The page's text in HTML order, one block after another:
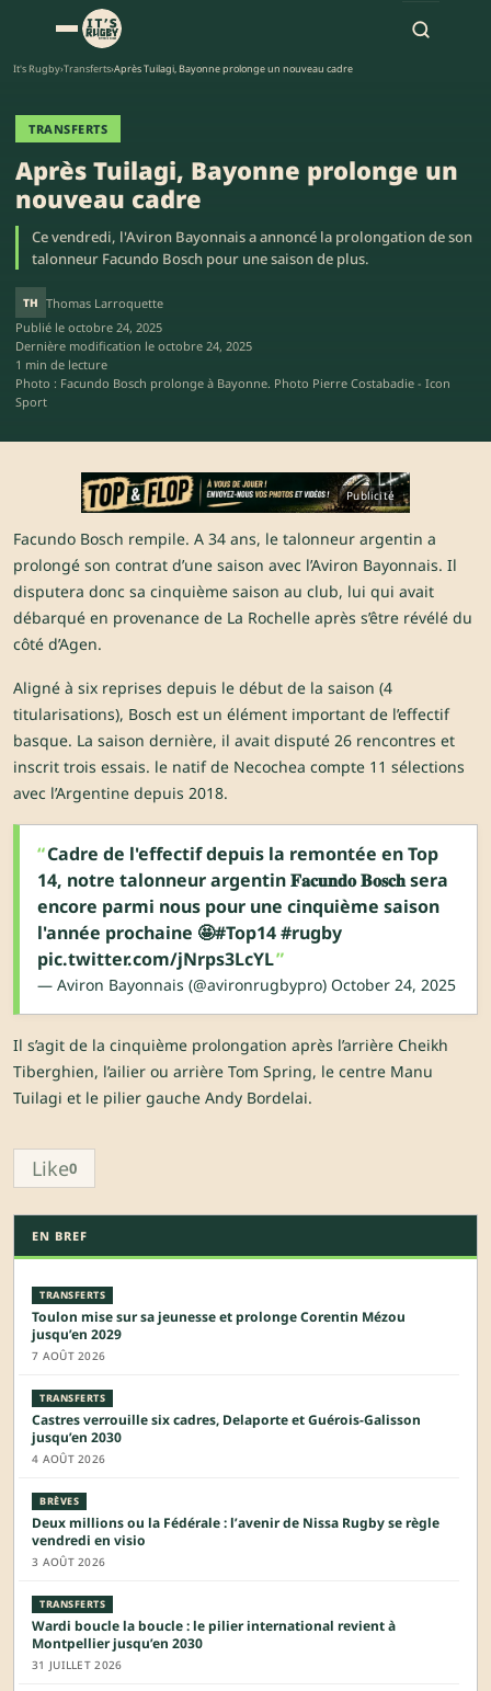
It's Rugby›Transferts›Après Tuilagi, Bayonne prolonge un nouveau cadre
TRANSFERTS
Après Tuilagi, Bayonne prolonge un
nouveau cadre
Ce vendredi, l'Aviron Bayonnais a annoncé la prolongation de son
talonneur Facundo Bosch pour une saison de plus.
TH Thomas Larroquette
Publié le octobre 24, 2025
Dernière modification le octobre 24, 2025
1 min de lecture
Photo : Facundo Bosch prolonge à Bayonne. Photo Pierre Costabadie - Icon
Sport
Publicité
Facundo Bosch rempile. A 34 ans, le talonneur argentin a
prolongé son contrat d’une saison avec l’Aviron Bayonnais. Il
disputera donc sa cinquième saison au club, lui qui avait
débarqué en provenance de La Rochelle après s’être révélé du
côté d’Agen.
Aligné à six reprises depuis le début de la saison (4
titularisations), Bosch est un élément important de l’effectif
basque. La saison dernière, il avait disputé 26 rencontres et
inscrit trois essais. le natif de Necochea compte 11 sélections
avec l’Argentine depuis 2018.
Cadre de l'effectif depuis la remontée en Top
14, notre talonneur argentin 𝐅𝐚𝐜𝐮𝐧𝐝𝐨 𝐁𝐨𝐬𝐜𝐡 sera
encore parmi nous pour une cinquième saison
l'année prochaine 🤩#Top14#rugby
pic.twitter.com/jNrps3LcYL
— Aviron Bayonnais (@avironrugbypro) October 24, 2025
Il s’agit de la cinquième prolongation après l’arrière Cheikh
Tiberghien, l’ailier ou arrière Tom Spring, le centre Manu
Tuilagi et le pilier gauche Andy Bordelai.
Like0
EN BREF
TRANSFERTS
Toulon mise sur sa jeunesse et prolonge Corentin Mézou
jusqu’en 2029
7 AOÛT 2026
TRANSFERTS
Castres verrouille six cadres, Delaporte et Guérois-Galisson
jusqu’en 2030
4 AOÛT 2026
BRÈVES
Deux millions ou la Fédérale : l’avenir de Nissa Rugby se règle
vendredi en visio
3 AOÛT 2026
TRANSFERTS
Wardi boucle la boucle : le pilier international revient à
Montpellier jusqu’en 2030
31 JUILLET 2026